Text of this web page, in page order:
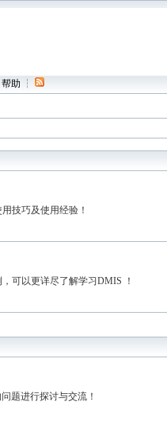
帮助 ┆
技巧及使用经验！
可以更详尽了解学习DMIS ！
题进行探讨与交流！